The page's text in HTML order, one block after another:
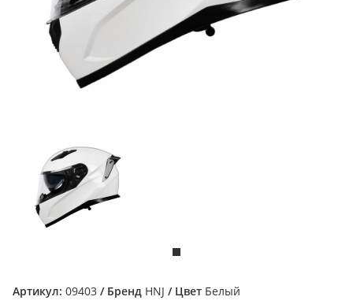
Артикул: 09403 / Бренд HNJ / Цвет Белый